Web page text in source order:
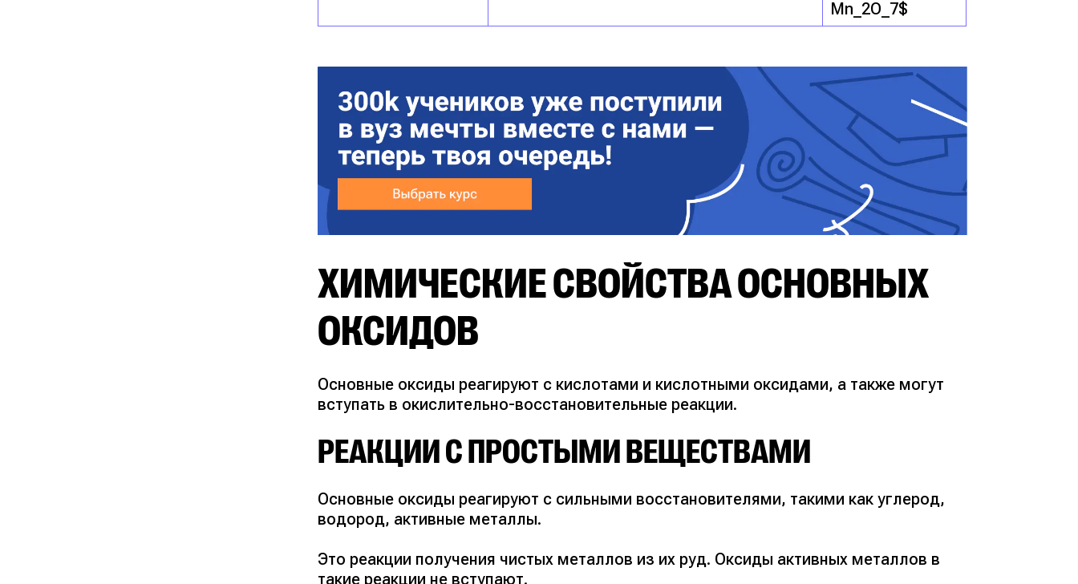
Mn_2O_7$
ХИМИЧЕСКИЕ СВОЙСТВА ОСНОВНЫХ
ОКСИДОВ
Основные оксиды реагируют с кислотами и кислотными оксидами, а также могут
вступать в окислительно-восстановительные реакции.
РЕАКЦИИ С ПРОСТЫМИ ВЕЩЕСТВАМИ
Основные оксиды реагируют с сильными восстановителями, такими как углерод,
водород, активные металлы.
Это реакции получения чистых металлов из их руд. Оксиды активных металлов в
такие реакции не вступают.